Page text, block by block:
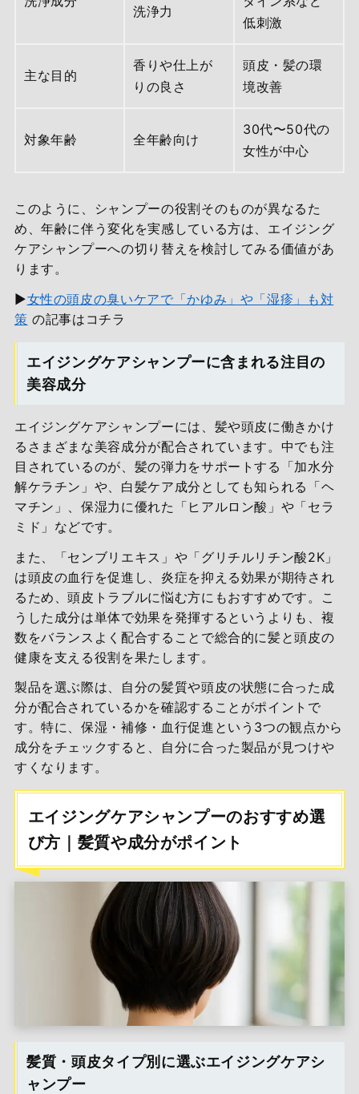
洗浄力
低刺激
主な目的
香りや仕上が
りの良さ
頭皮・髪の環
境改善
対象年齢 全年齢向け
30代〜50代の
女性が中心
このように、シャンプーの役割そのものが異なるた
め、年齢に伴う変化を実感している方は、エイジング
ケアシャンプーへの切り替えを検討してみる価値があ
ります。
▶女性の頭皮の臭いケアで「かゆみ」や「湿疹」も対
策 の記事はコチラ
エイジングケアシャンプーに含まれる注目の
美容成分
エイジングケアシャンプーには、髪や頭皮に働きかけ
るさまざまな美容成分が配合されています。中でも注
目されているのが、髪の弾力をサポートする「加水分
解ケラチン」や、白髪ケア成分としても知られる「ヘ
マチン」、保湿力に優れた「ヒアルロン酸」や「セラ
ミド」などです。
また、「センブリエキス」や「グリチルリチン酸2K」
は頭皮の血行を促進し、炎症を抑える効果が期待され
るため、頭皮トラブルに悩む方にもおすすめです。こ
うした成分は単体で効果を発揮するというよりも、複
数をバランスよく配合することで総合的に髪と頭皮の
健康を支える役割を果たします。
製品を選ぶ際は、自分の髪質や頭皮の状態に合った成
分が配合されているかを確認することがポイントで
す。特に、保湿・補修・血行促進という3つの観点から
成分をチェックすると、自分に合った製品が見つけや
すくなります。
エイジングケアシャンプーのおすすめ選
び方｜髪質や成分がポイント
髪質・頭皮タイプ別に選ぶエイジングケアシ
ャンプー